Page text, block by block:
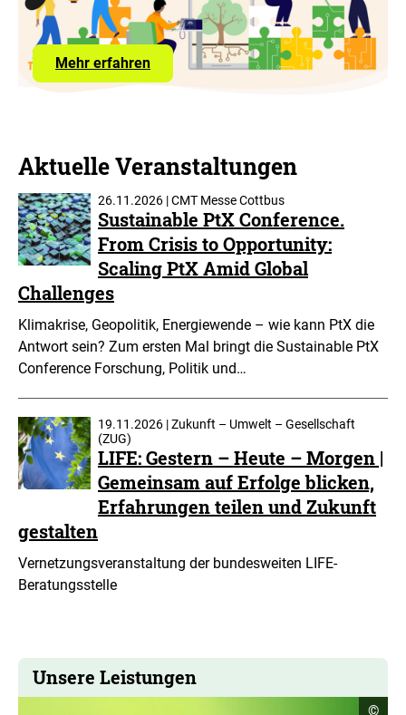
Mehr erfahrenüber
KI-
Aktuelle Veranstaltungen
26.11.2026 | CMT Messe Cottbus
Sustainable PtX Conference.
From Crisis to Opportunity:
Scaling PtX Amid Global
Challenges
Klimakrise, Geopolitik, Energiewende – wie kann PtX die
Antwort sein? Zum ersten Mal bringt die Sustainable PtX
Conference Forschung, Politik und…
19.11.2026 | Zukunft – Umwelt – Gesellschaft
(ZUG)
LIFE: Gestern – Heute – Morgen |
Gemeinsam auf Erfolge blicken,
Erfahrungen teilen und Zukunft
gestalten
Vernetzungsveranstaltung der bundesweiten LIFE-
Beratungsstelle
Unsere Leistungen
©